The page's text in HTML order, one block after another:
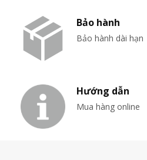
Bảo hành
Bảo hành dài hạn
Hướng dẫn
Mua hàng online